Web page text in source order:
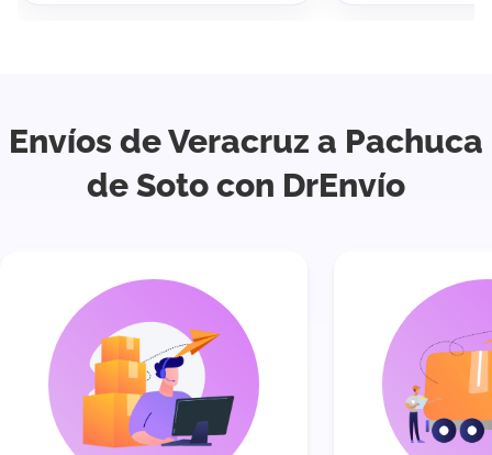
Envíos de Veracruz a Pachuca
de Soto con DrEnvío